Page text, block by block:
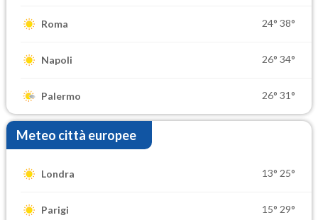
Roma 24° 38°
Napoli 26° 34°
Palermo 26° 31°
Meteo città europee
Londra 13° 25°
Parigi 15° 29°